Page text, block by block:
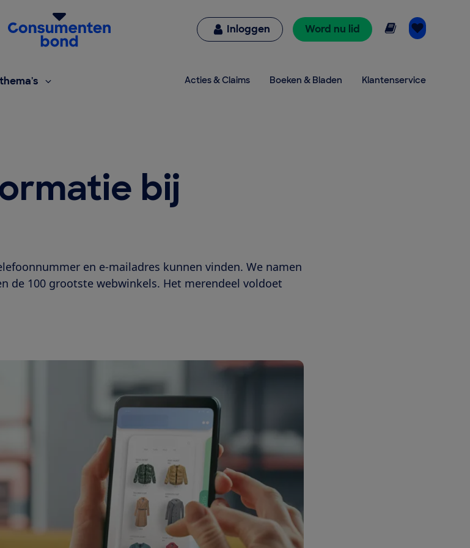
Homepage van de Consumentenbond
Inloggen Word nu lid Online lezen
Acties & Claims Boeken & Bladen Klantenservice
bij
en e-mailadres kunnen vinden. We namen
de 100 grootste webwinkels. Het merendeel voldoet